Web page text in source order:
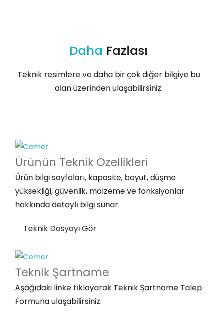
Daha Fazlası
Teknik resimlere ve daha bir çok diğer bilgiye bu
alan üzerinden ulaşabilirsiniz.
Ürünün Teknik Özellikleri
Ürün bilgi sayfaları, kapasite, boyut, düşme
yüksekliği, güvenlik, malzeme ve fonksiyonlar
hakkında detaylı bilgi sunar.
Teknik Dosyayı Gör
Teknik Şartname
Aşağıdaki linke tıklayarak Teknik Şartname Talep
Formuna ulaşabilirsiniz.